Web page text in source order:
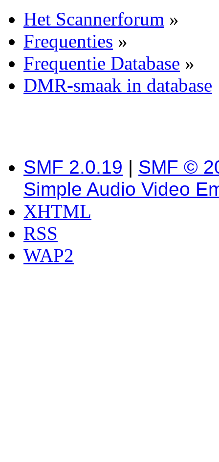
Het Scannerforum »
Frequenties »
Frequentie Database »
DMR-smaak in database
SMF 2.0.19 | SMF ©
Simple Audio Video
XHTML
RSS
WAP2